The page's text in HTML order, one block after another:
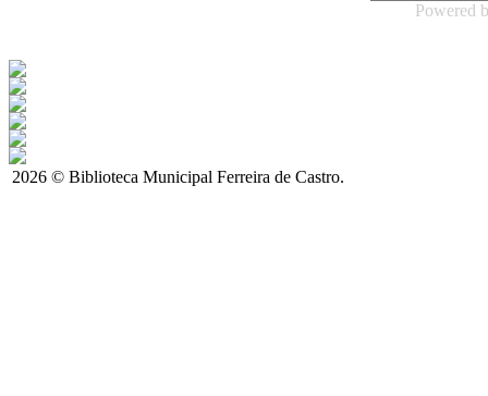
Powered
2026 © Biblioteca Municipal Ferreira de Castro.